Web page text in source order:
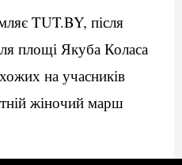
TUT.BY, після
площі Якуба Коласа
на учасників
жіночий марш